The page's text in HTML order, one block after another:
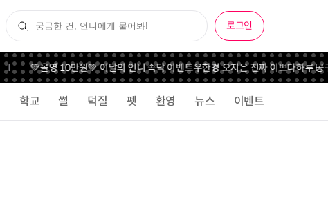
로그인
💚올영 10만원💚 이달의 언니 속닥 이벤트우한경 오지은 진짜 이쁘다하루 공
학교 썰 덕질 펫 환영 뉴스 이벤트